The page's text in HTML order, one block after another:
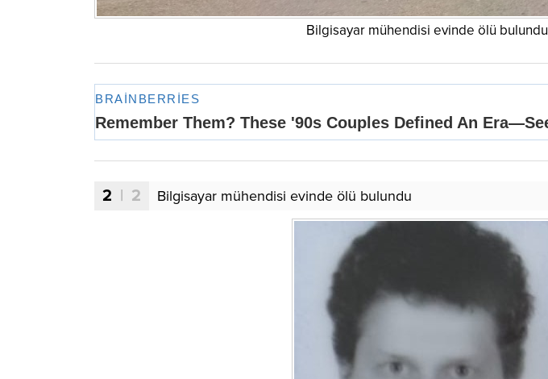
Bilgisayar mühendisi evinde ölü bulundu
2 | 2 Bilgisayar mühendisi evinde ölü bulundu